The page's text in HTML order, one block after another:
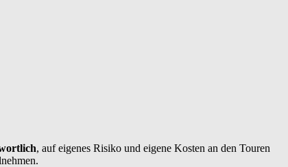
, auf eigenes Risiko und eigene Kosten an den Touren